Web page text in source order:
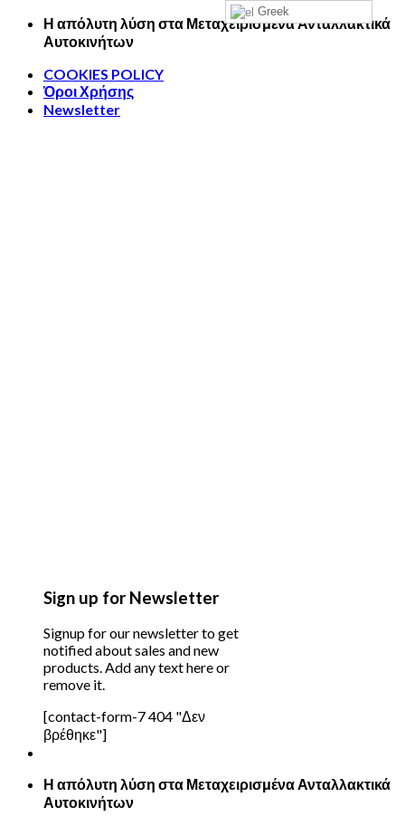
Skip
Η απόλυτη λύση στα Μεταχειρισμένα Ανταλλακτικά
Αυτοκινήτων
COOKIES POLICY
Όροι Χρήσης
Newsletter
Sign up for Newsletter
Signup for our newsletter to get
notified about sales and new
products. Add any text here or
remove it.
[contact-form-7 404 "Δεν
βρέθηκε"]
Η απόλυτη λύση στα Μεταχειρισμένα Ανταλλακτικά
Αυτοκινήτων
Greek